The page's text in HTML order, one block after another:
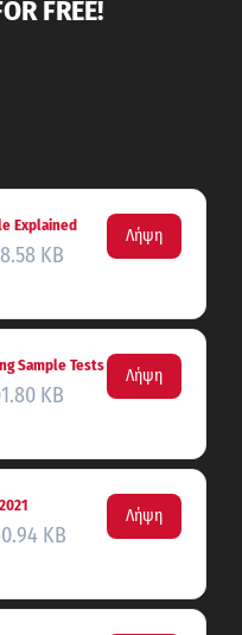
FREE!
Explained
KB
Λήψη
Sample Tests
KB
Λήψη
KB
Λήψη